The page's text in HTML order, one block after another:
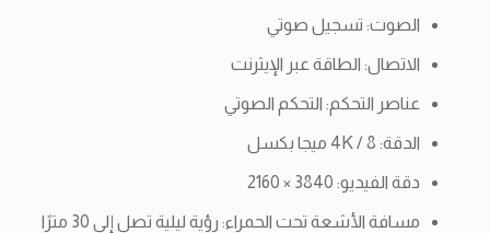
الصوت: تسجيل صوتي
الاتصال: الطاقة عبر الإيثرنت
عناصر التحكم: التحكم الصوتي
الدقة: 4K / 8 ميجا بكسل
دقة الفيديو: 3840 × 2160
مسافة الأشعة تحت الحمراء: رؤية ليلية تصل إلى 30 مترًا